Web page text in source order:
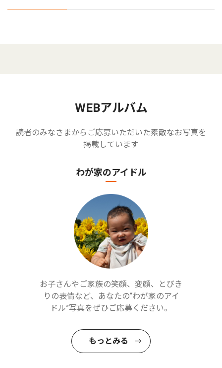
WEBアルバム
読者のみなさまからご応募いただいた素敵なお写真を
掲載しています
わが家のアイドル
お子さんやご家族の笑顔、変顔、とびき
りの表情など、あなたの“わが家のアイ
ドル”写真をぜひご応募ください。
もっとみる